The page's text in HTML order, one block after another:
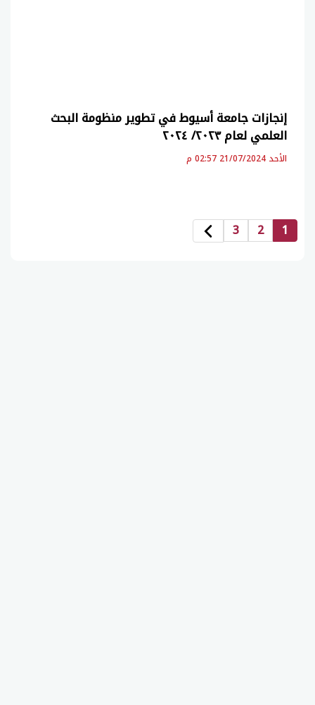
إنجازات جامعة أسيوط في تطوير منظومة البحث
العلمي لعام ٢٠٢٣/ ٢٠٢٤
الأحد 21/07/2024 02:57 م
1
2
3